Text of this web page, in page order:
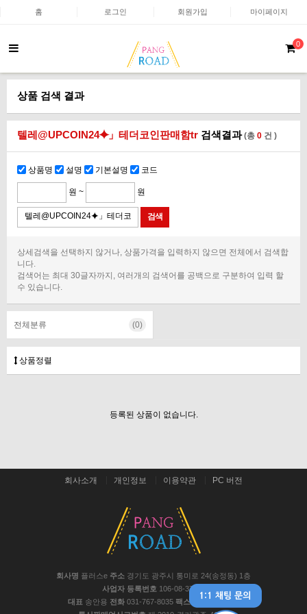
홈 로그인 회원가입 마이페이지
0
상품 검색 결과
텔레@UPCOIN24⯌」테더코인판매함tr 검색결과(총 0 건 )
상품명 설명 기본설명 코드
원 ~ 원
상세검색을 선택하지 않거나, 상품가격을 입력하지 않으면 전체에서 검색합
니다.
검색어는 최대 30글자까지, 여러개의 검색어를 공백으로 구분하여 입력 할
수 있습니다.
전체분류 (0)
상품정렬
등록된 상품이 없습니다.
회사소개 개인정보 이용약관 PC 버전
회사명 플러스e 주소 경기도 광주시 통미로 24(송정동) 1층
사업자 등록번호 106-08-37441
대표 송안용 전화 031-767-8035 팩스 031-767-8048